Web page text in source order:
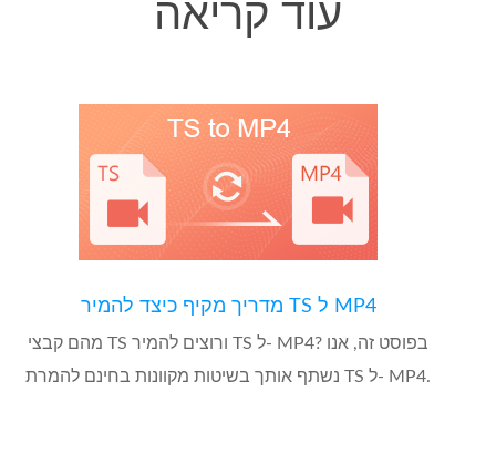
עוד קריאה
מדריך מקיף כיצד להמיר TS ל MP4
מהם קבצי TS ורוצים להמיר TS ל- MP4? בפוסט זה, אנו
נשתף אותך בשיטות מקוונות בחינם להמרת TS ל- MP4.